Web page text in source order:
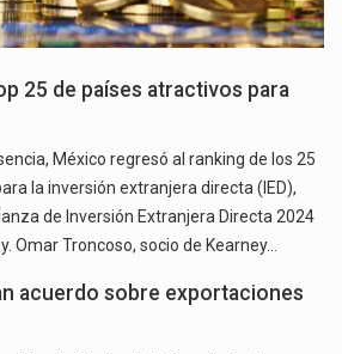
25 de países atractivos para
México regresó al ranking de los 25
la inversión extranjera directa (IED),
de Inversión Extranjera Directa 2024
Omar Troncoso, socio de Kearney…
acuerdo sobre exportaciones